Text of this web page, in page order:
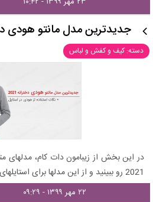
جدیدترین مدل مانتو هودی دخترانه
دسته: کیف و کفش و لباس
در این بخش از زیبامون دات کام، مدلهای
2021 رو ببینید و از این مدلها برای استایلهای روزمره خود ایده بگیرید.
۲۲ مهر ۱۳۹۹ - ۰۹:۲۹